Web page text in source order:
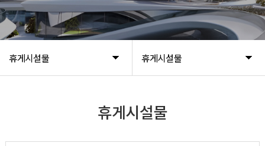
휴게시설물 휴게시설물
휴게시설물